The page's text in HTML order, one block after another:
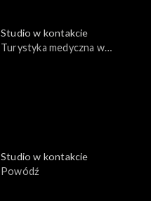
Studio w kontakcie
Turystyka medyczna w
Studio w kontakcie
Powódź